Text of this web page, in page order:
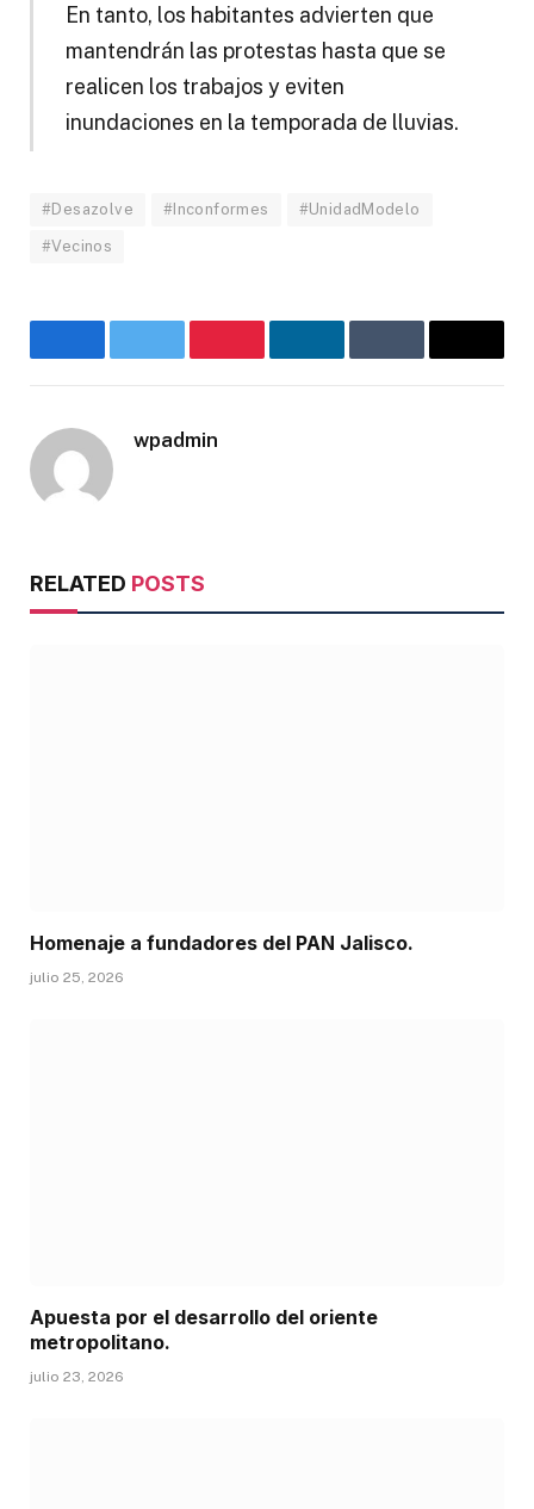
En tanto, los habitantes advierten que
mantendrán las protestas hasta que se
realicen los trabajos y eviten
inundaciones en la temporada de lluvias.
#Desazolve #Inconformes #UnidadModelo
#Vecinos
FacebookTwitter PinterestLinkedInTumblr Email
wpadmin
RELATED POSTS
Homenaje a fundadores del PAN Jalisco.
julio 25, 2026
Apuesta por el desarrollo del oriente
metropolitano.
julio 23, 2026